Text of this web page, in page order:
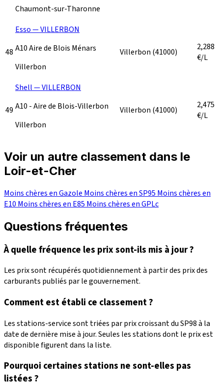
Chaumont-sur-Tharonne
48
Esso — VILLERBON
A10 Aire de Blois Ménars
Villerbon
Villerbon (41000)
2,288
€/L
49
Shell — VILLERBON
A10 - Aire de Blois-Villerbon
Villerbon
Villerbon (41000)
2,475
€/L
Voir un autre classement dans le
Loir-et-Cher
Moins chères en Gazole Moins chères en SP95 Moins chères en
E10 Moins chères en E85 Moins chères en GPLc
Questions fréquentes
À quelle fréquence les prix sont-ils mis à jour ?
Les prix sont récupérés quotidiennement à partir des prix des
carburants publiés par le gouvernement.
Comment est établi ce classement ?
Les stations-service sont triées par prix croissant du SP98 à la
date de dernière mise à jour. Seules les stations dont le prix est
disponible figurent dans la liste.
Pourquoi certaines stations ne sont-elles pas
listées ?